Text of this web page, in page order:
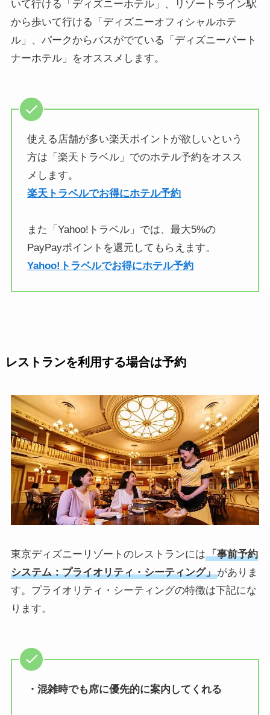
いて行ける「ディズニーホテル」、リゾートライン駅
から歩いて行ける「ディズニーオフィシャルホテ
ル」、パークからバスがでている「ディズニーパート
ナーホテル」をオススメします。
使える店舗が多い楽天ポイントが欲しいという
方は「楽天トラベル」でのホテル予約をオスス
メします。
楽天トラベルでお得にホテル予約
また「Yahoo!トラベル」では、最大5%の
PayPayポイントを還元してもらえます。
Yahoo!トラベルでお得にホテル予約
レストランを利用する場合は予約
東京ディズニーリゾートのレストランには「事前予約
システム：プライオリティ・シーティング」がありま
す。プライオリティ・シーティングの特徴は下記にな
ります。
・混雑時でも席に優先的に案内してくれる